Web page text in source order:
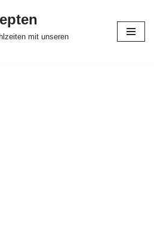
mit unseren